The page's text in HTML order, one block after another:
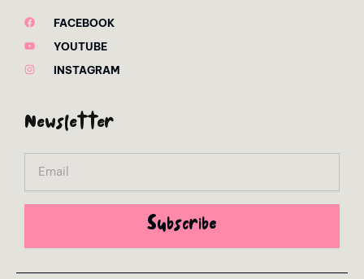
FACEBOOK
YOUTUBE
INSTAGRAM
Newsletter
Subscribe